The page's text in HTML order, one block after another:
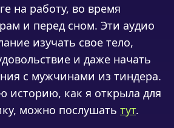
на работу, во время
и перед сном. Эти аудио
изучать свое тело,
и даже начать
с мужчинами из тиндера.
историю, как я открыла для
можно послушать тут.